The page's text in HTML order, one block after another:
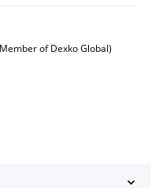
of Dexko Global)